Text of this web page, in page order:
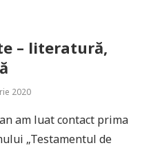
– literatură,
2020
am luat contact prima
„Testamentul de